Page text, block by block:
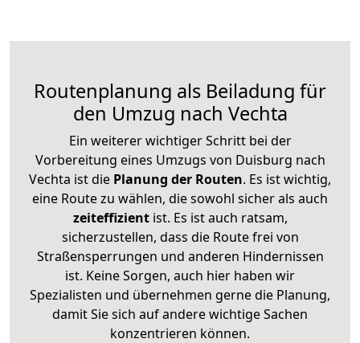
Routenplanung als Beiladung für
den Umzug nach Vechta
Ein weiterer wichtiger Schritt bei der
Vorbereitung eines Umzugs von Duisburg nach
Vechta ist die Planung der Routen. Es ist wichtig,
eine Route zu wählen, die sowohl sicher als auch
zeiteffizientist. Es ist auch ratsam,
sicherzustellen, dass die Route frei von
Straßensperrungen und anderen Hindernissen
ist. Keine Sorgen, auch hier haben wir
Spezialisten und übernehmen gerne die Planung,
damit Sie sich auf andere wichtige Sachen
konzentrieren können.